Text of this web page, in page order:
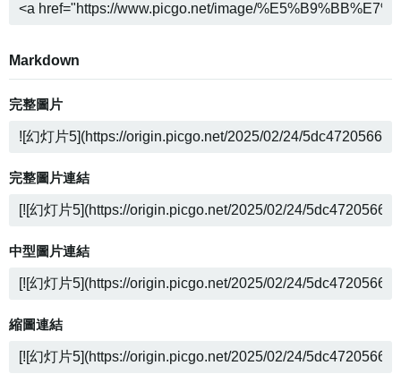
Markdown
完整圖片
完整圖片連結
中型圖片連結
縮圖連結